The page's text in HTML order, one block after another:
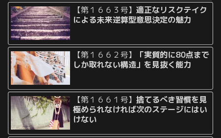
【第１６６３号】適正なリスクテイク
による未来逆算型意思決定の魅力
【第１６６２号】
「実質的に80点まで
しか取れない構造」を見抜く能力
【第１６６１号】捨てるべき習慣を見
極められなければ次のステージにはい
けない